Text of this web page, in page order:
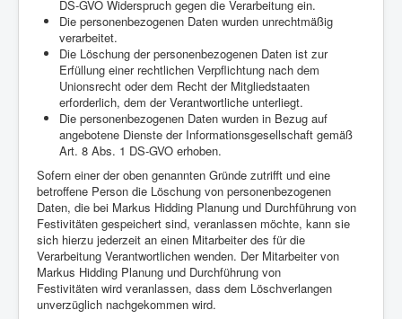
DS-GVO Widerspruch gegen die Verarbeitung ein.
Die personenbezogenen Daten wurden unrechtmäßig
verarbeitet.
Die Löschung der personenbezogenen Daten ist zur
Erfüllung einer rechtlichen Verpflichtung nach dem
Unionsrecht oder dem Recht der Mitgliedstaaten
erforderlich, dem der Verantwortliche unterliegt.
Die personenbezogenen Daten wurden in Bezug auf
angebotene Dienste der Informationsgesellschaft gemäß
Art. 8 Abs. 1 DS-GVO erhoben.
Sofern einer der oben genannten Gründe zutrifft und eine
betroffene Person die Löschung von personenbezogenen
Daten, die bei Markus Hidding Planung und Durchführung von
Festivitäten gespeichert sind, veranlassen möchte, kann sie
sich hierzu jederzeit an einen Mitarbeiter des für die
Verarbeitung Verantwortlichen wenden. Der Mitarbeiter von
Markus Hidding Planung und Durchführung von
Festivitäten wird veranlassen, dass dem Löschverlangen
unverzüglich nachgekommen wird.